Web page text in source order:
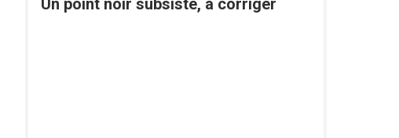
Un point noir subsiste, à corriger